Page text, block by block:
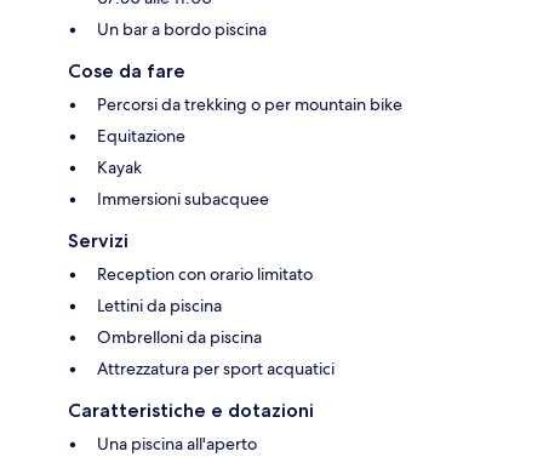
Un bar a bordo piscina
Cose da fare
Percorsi da trekking o per mountain bike
Equitazione
Kayak
Immersioni subacquee
Servizi
Reception con orario limitato
Lettini da piscina
Ombrelloni da piscina
Attrezzatura per sport acquatici
Caratteristiche e dotazioni
Una piscina all'aperto